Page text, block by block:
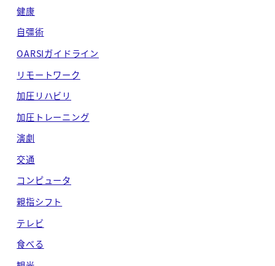
健康
自彊術
OARSIガイドライン
リモートワーク
加圧リハビリ
加圧トレーニング
演劇
交通
コンピュータ
親指シフト
テレビ
食べる